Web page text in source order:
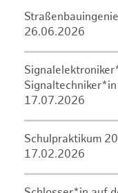
26.06.2026
Signaltechniker*in
17.07.2026
Schulpraktikum
17.02.2026